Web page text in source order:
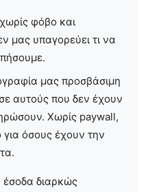
φόβο και
μας υπαγορεύει τι να
μας προσβάσιμη
αυτούς που δεν έχουν
Χωρίς paywall,
όσους έχουν την
έσοδα διαρκώς